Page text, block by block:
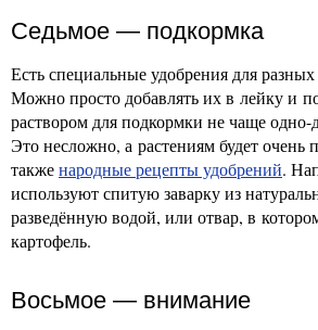
Седьмое — подкормка
Есть специальные удобрения для
Можно просто добавлять их в лейку и
раствором для подкормки не чаще одно-
Это несложно, а растениям будет очень
такженародные рецепты удобрений.
используют спитую заварку из
разведённую водой, или отвар, в
картофель.
Восьмое — внимание